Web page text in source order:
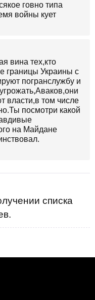
говно типа
войны кует
вина тех,кто
границы Украины с
погранслужбу и
власти,в том числе
посмотри какой
на Майдане
списка